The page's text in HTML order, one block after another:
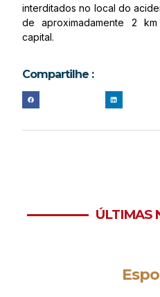
interditados no local do
de aproximadamente 2
capital.
Compartilhe :
ÚLTIMAS